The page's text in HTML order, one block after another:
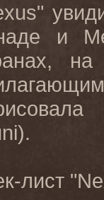
"
и
).
лист